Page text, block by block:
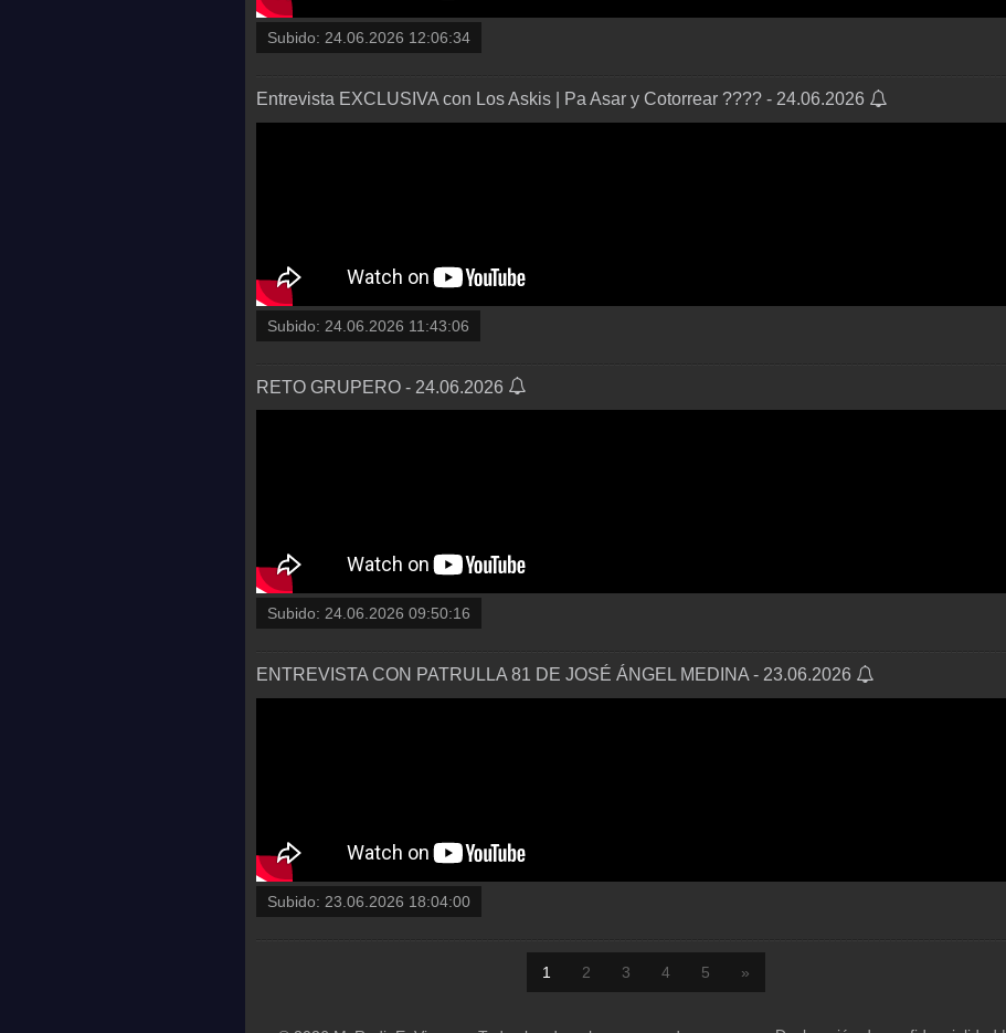
Subido: 24.06.2026 12:06:34
Entrevista EXCLUSIVA con Los Askis | Pa Asar y Cotorrear ???? - 24.06.2026
Subido: 24.06.2026 11:43:06
RETO GRUPERO - 24.06.2026
Subido: 24.06.2026 09:50:16
ENTREVISTA CON PATRULLA 81 DE JOSÉ ÁNGEL MEDINA - 23.06.2026
Subido: 23.06.2026 18:04:00
1 2 3 4 5 »